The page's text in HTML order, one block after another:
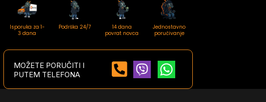
Isporuka za 1-
3 dana
Podrška 24/7
14 dana
povrat novca
Jednostavno
poručivanje
MOŽETE PORUČITI I
PUTEM TELEFONA